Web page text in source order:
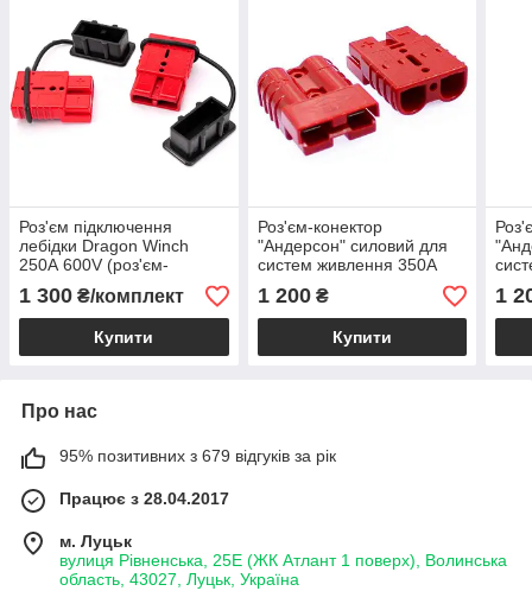
Роз'єм підключення
лебідки Dragon Winch
250А 600V (роз'єм-
конектор "Андерсон")
1 300 ₴/комплект
Купити
Роз'єм-конектор
"Андерсон" силовий для
систем живлення 350А
600V червоний
1 200₴
Купити
1
Про нас
95% позитивних з 679 відгуків за рік
Працює з 28.04.2017
м. Луцьк
вулиця Рівненська, 25Е (ЖК Атлант 1 поверх), Волинська
область, 43027, Луцьк, Україна